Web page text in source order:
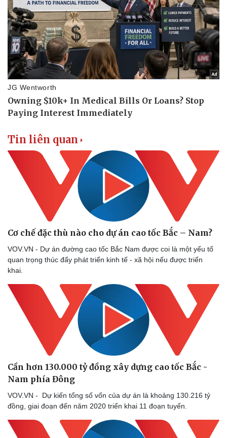
Doanh nghiệp
Thông tin doanh nghiệp
Doanh nghiệp 24h
Doanh nhân
Vì cộng đồng
Công nghệ
Sành điệu
Tin Công nghệ
Chuyển đổi số
Tin liên quan
Cơ chế đặc thù nào cho dự án cao tốc Bắc – Nam?
VOV.VN - Dự án đường cao tốc Bắc Nam được coi là một yếu tố
quan trọng thúc đẩy phát triển kinh tế - xã hội nếu được triển
khai.
Cần hơn 130.000 tỷ đồng xây dựng cao tốc Bắc -
Nam phía Đông
VOV.VN - Dự kiến tổng số vốn của dự án là khoảng 130.216 tỷ
đồng, giai đoạn đến năm 2020 triển khai 11 đoạn tuyến.